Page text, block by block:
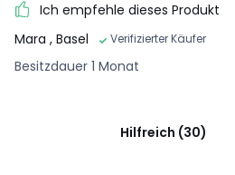
Ich empfehle dieses Produkt
Mara , Basel Verifizierter Käufer
Besitzdauer 1 Monat
Hilfreich (30)